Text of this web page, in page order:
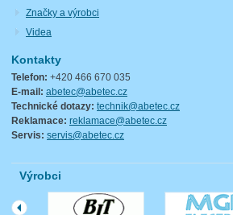
Značky a výrobci
Videa
Kontakty
Telefon: +420 466 670 035
E-mail: abetec@abetec.cz
Technické dotazy: technik@abetec.cz
Reklamace: reklamace@abetec.cz
Servis: servis@abetec.cz
Výrobci